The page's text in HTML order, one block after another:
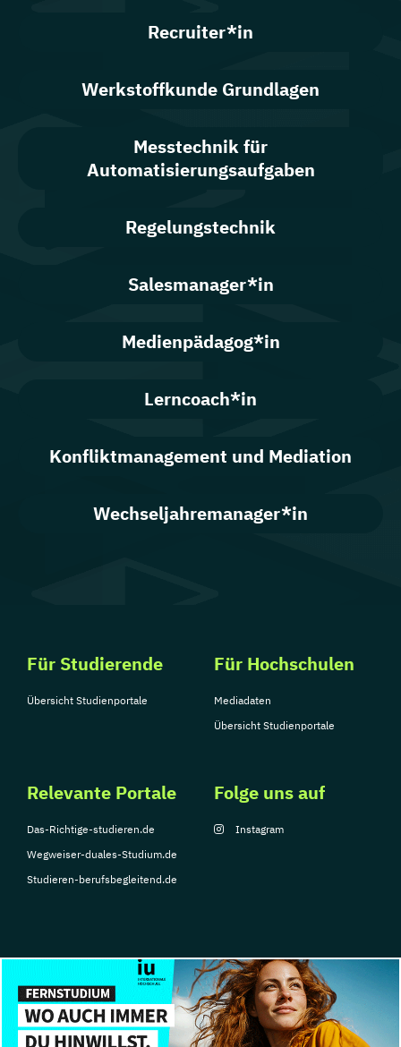
Recruiter*in
Werkstoffkunde Grundlagen
Messtechnik für
Automatisierungsaufgaben
Regelungstechnik
Salesmanager*in
Medienpädagog*in
Lerncoach*in
Konfliktmanagement und Mediation
Wechseljahremanager*in
Für Studierende
Übersicht Studienportale
Für Hochschulen
Mediadaten
Übersicht Studienportale
Relevante Portale
Das-Richtige-studieren.de
Wegweiser-duales-Studium.de
Studieren-berufsbegleitend.de
Folge uns auf
Instagram
© Copyright 2026, TarGroup Media GmbH
Impressum
Über
Datenschutzerklärung Nutzungsbedingungen